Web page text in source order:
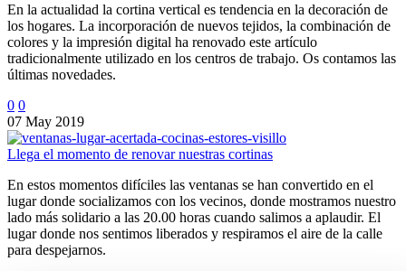
En la actualidad la cortina vertical es tendencia en la decoración de
los hogares. La incorporación de nuevos tejidos, la combinación de
colores y la impresión digital ha renovado este artículo
tradicionalmente utilizado en los centros de trabajo. Os contamos las
últimas novedades.
0 0
07 May 2019
Llega el momento de renovar nuestras cortinas
En estos momentos difíciles las ventanas se han convertido en el
lugar donde socializamos con los vecinos, donde mostramos nuestro
lado más solidario a las 20.00 horas cuando salimos a aplaudir. El
lugar donde nos sentimos liberados y respiramos el aire de la calle
para despejarnos.